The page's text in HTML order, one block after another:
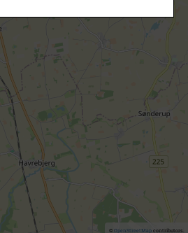
© OpenStreetMapcontributors.